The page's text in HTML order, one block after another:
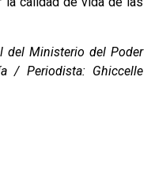
del Ministerio del Poder
/ Periodista: Ghiccelle